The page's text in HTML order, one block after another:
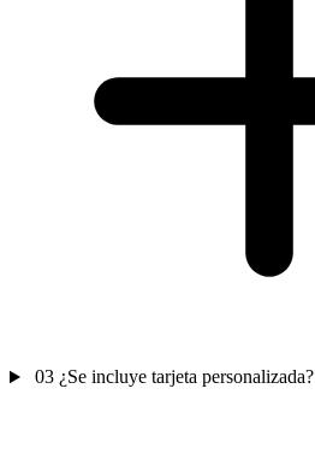
03 ¿Se incluye tarjeta personalizada?